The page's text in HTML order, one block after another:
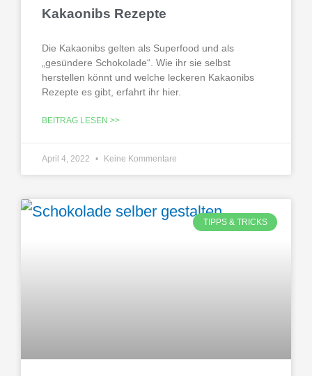
Kakaonibs Rezepte
Die Kakaonibs gelten als Superfood und als
„gesündere Schokolade“. Wie ihr sie selbst
herstellen könnt und welche leckeren Kakaonibs
Rezepte es gibt, erfahrt ihr hier.
BEITRAG LESEN >>
April 4, 2022 Keine Kommentare
TIPPS & TRICKS